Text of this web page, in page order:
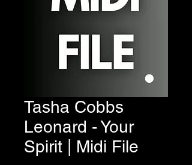
Tasha Cobbs
Leonard - Your
Spirit | Midi File